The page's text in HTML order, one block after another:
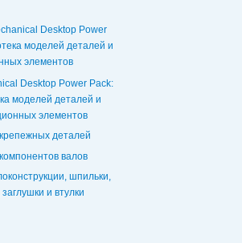
Desktop Power
моделей деталей и
элементов
Desktop Power Pack:
моделей деталей и
элементов
деталей
валов
шпильки,
и втулки